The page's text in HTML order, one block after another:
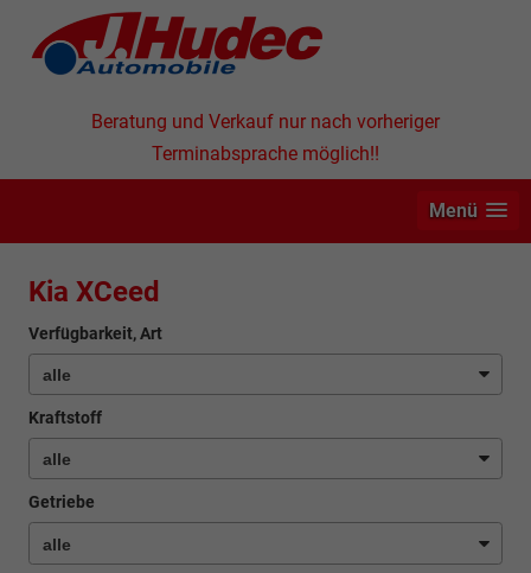
Beratung und Verkauf nur nach vorheriger
Terminabsprache möglich!!
Menü
Kia XCeed
Verfügbarkeit, Art
Kraftstoff
Getriebe